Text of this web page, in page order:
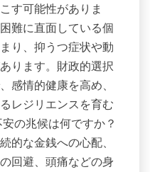
す可能性がありま
難に直面している個
り、抑うつ症状や動
ります。財政的選択
感情的健康を高め、
レジリエンスを育む
の兆候は何ですか？
的な金銭への心配、
回避、頭痛などの身